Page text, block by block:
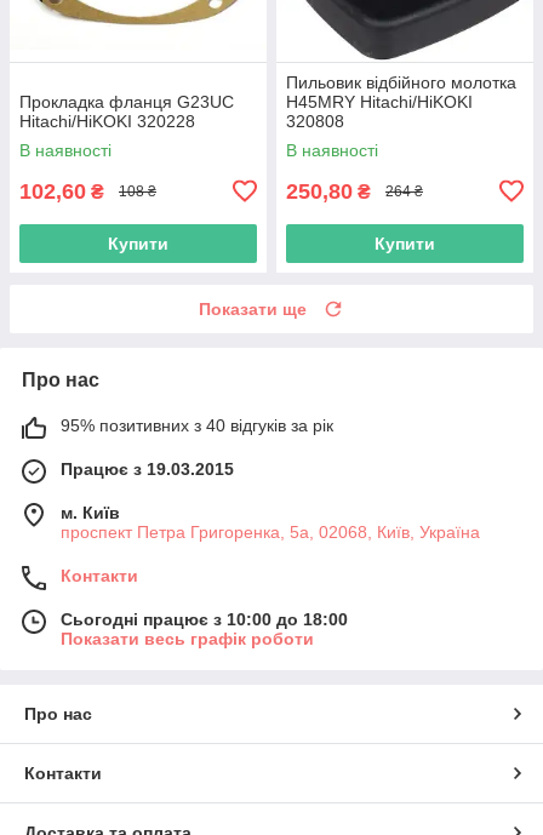
Прокладка фланця G23UC
Hitachi/HiKOKI 320228
В наявності
102,60 ₴ 108 ₴
Купити
Пильовик відбійного молотка
H45MRY Hitachi/HiKOKI
320808
В наявності
250,80 ₴ 264 ₴
Купити
Показати ще
Про нас
95% позитивних з 40 відгуків за рік
Працює з 19.03.2015
м. Київ
проспект Петра Григоренка, 5а, 02068, Київ, Україна
Контакти
Сьогодні працює з 10:00 до 18:00
Показати весь графік роботи
Про нас
Контакти